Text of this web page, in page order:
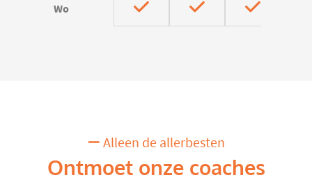
Wo
Alleen de allerbesten
Ontmoet onze coaches